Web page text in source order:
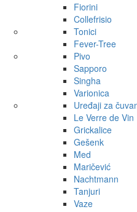
Fiorini
Collefrisio
Tonici
Fever-Tree
Pivo
Sapporo
Singha
Varionica
Uređaji za
Le Verre de Vin
Grickalice
Gešenk
Med
Maričević
Nachtmann
Tanjuri
Vaze